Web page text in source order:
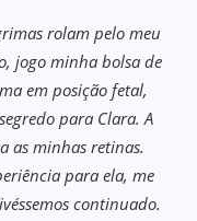
rolam pelo meu
jogo minha bolsa de
em posição fetal,
para Clara. A
as minhas retinas.
para ela, me
continuado.